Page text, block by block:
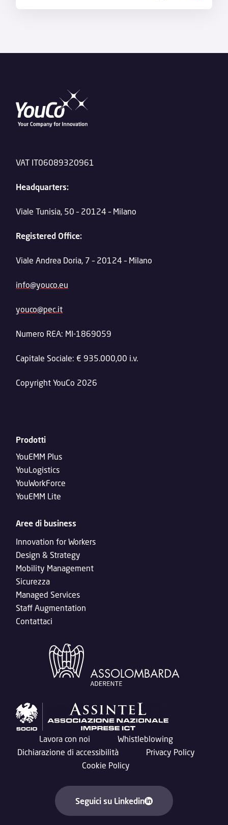
VAT IT06089320961
Headquarters:
Viale Tunisia, 50 – 20124 – Milano
Registered Office:
Viale Andrea Doria, 7 – 20124 – Milano
info@youco.eu
youco@pec.it
Numero REA: MI-1869059
Capitale Sociale: € 935.000,00 i.v.
Copyright YouCo 2026
Prodotti
YouEMM Plus
YouLogistics
YouWorkForce
YouEMM Lite
Aree di business
Innovation for Workers
Design & Strategy
Mobility Management
Sicurezza
Managed Services
Staff Augmentation
Contattaci
Lavora con noi
Whistleblowing
Dichiarazione di accessibilità
Privacy Policy
Cookie Policy
Seguici su Linkedin